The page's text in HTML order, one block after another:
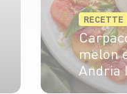
RECETTE
melon
Andria